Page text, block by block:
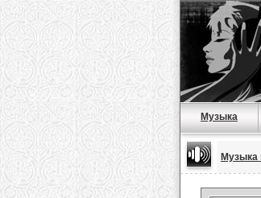
Музыка
Музыка